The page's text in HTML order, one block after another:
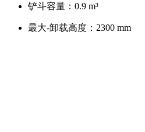
铲斗容量： 0.9 m³
最大-卸载高度： 2300 mm